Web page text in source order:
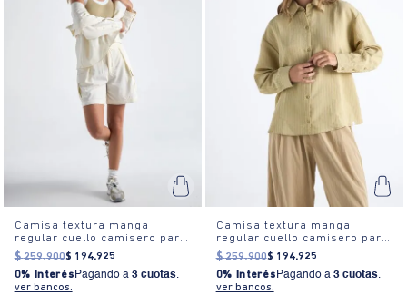
Camisa textura manga
regular cuello camisero para
mujer
$ 259.900$ 194.925
0% Interés Pagando a 3 cuotas.
ver bancos.
Camisa textura manga
regular cuello camisero para
mujer
$ 259.900$ 194.925
0% Interés Pagando a 3 cuotas.
ver bancos.